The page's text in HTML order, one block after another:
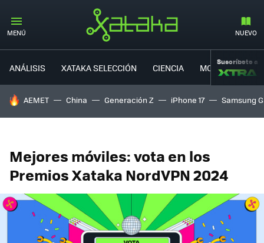
MENÚ NUEVO
ANÁLISIS XATAKA SELECCIÓN CIENCIA MOVILIDAD
Suscríbete a
HOY SE HABLA DE
AEMET China Generación Z iPhone 17 Samsung
Mejores móviles: vota en los
Premios Xataka NordVPN 2024